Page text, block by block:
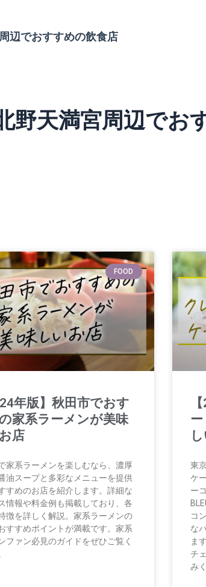
辺でおすすめの飲食店
野天満宮周辺でお
FOOD
年版】秋田市でおす
家系ラーメンが美味
店
家系ラーメンを楽しむなら、濃厚
油スープと多彩なメニューを提供
すめのお店を紹介します。詳細な
情報や料金例も掲載しており、各
徴を詳しく解説。家系ラーメンの
すすめポイントが満載です。家系
ファン必見のガイドをぜひご覧く
東
ケ
ー
コ
な
ま
チ
み